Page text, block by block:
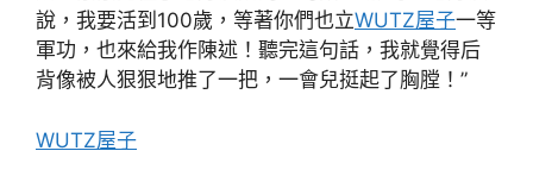
說，我要活到100歲，等著你們也立WUTZ屋子一等
軍功，也來給我作陳述！聽完這句話，我就覺得后
背像被人狠狠地推了一把，一會兒挺起了胸膛！”
WUTZ屋子